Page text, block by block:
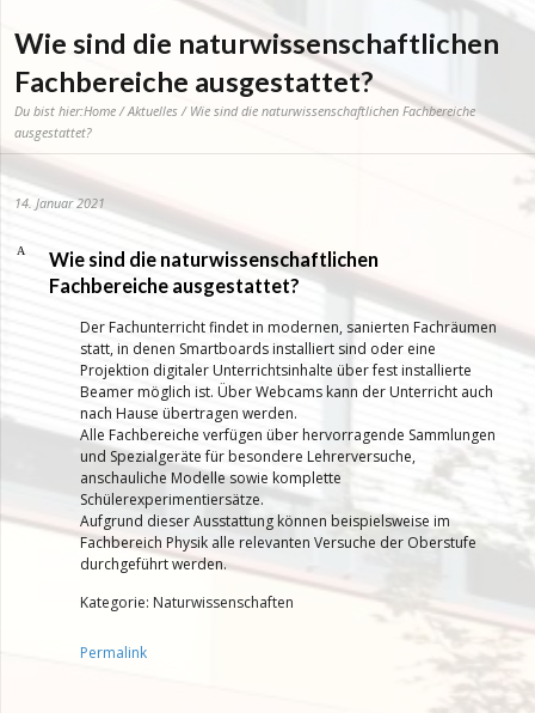
Wie sind die naturwissenschaftlichen
Fachbereiche ausgestattet?
Du bist hier:Home/Aktuelles/ Wie sind die naturwissenschaftlichen Fachbereiche
ausgestattet?
14. Januar 2021
A
Wie sind die naturwissenschaftlichen
Fachbereiche ausgestattet?
Der Fachunterricht findet in modernen, sanierten Fachräumen
statt, in denen Smartboards installiert sind oder eine
Projektion digitaler Unterrichtsinhalte über fest installierte
Beamer möglich ist. Über Webcams kann der Unterricht auch
nach Hause übertragen werden.
Alle Fachbereiche verfügen über hervorragende Sammlungen
und Spezialgeräte für besondere Lehrerversuche,
anschauliche Modelle sowie komplette
Schülerexperimentiersätze.
Aufgrund dieser Ausstattung können beispielsweise im
Fachbereich Physik alle relevanten Versuche der Oberstufe
durchgeführt werden.
Kategorie: Naturwissenschaften
Permalink